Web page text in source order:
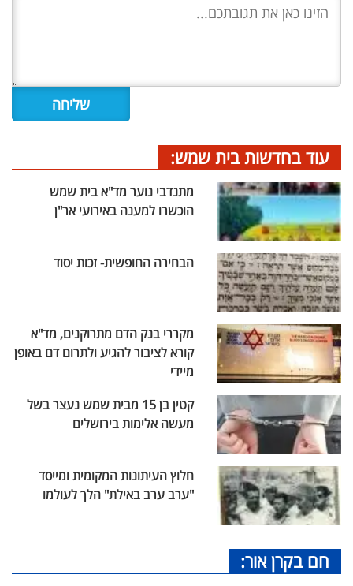
עוד בחדשות בית שמש:
מתנדבי נוער מד"א בית שמש
הוכשרו למענה באירועי אר"ן
הבחירה החופשית- זכות יסוד
מקררי בנק הדם מתרוקנים, מד"א
קורא לציבור להגיע ולתרום דם באופן
מיידי
קטין בן 15 מבית שמש נעצר בשל
מעשה אלימות בירושלים
חלוץ העיתונות המקומית ומייסד
"ערב ערב באילת" הלך לעולמו
חם בקרן אור: